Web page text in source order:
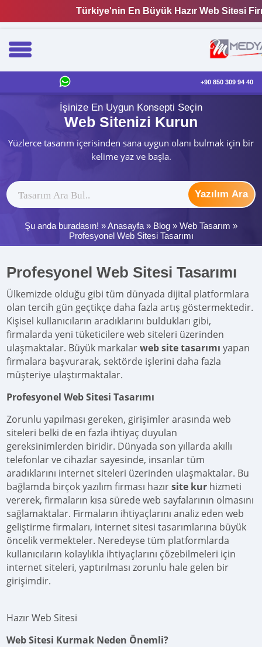
Türkiye'nin En Büyük Hazır Web Sitesi
+90 850 309 94 40
İşinize En Uygun Konsepti Seçin
Web Sitenizi Kurun
Yüzlerce tasarım içerisinden sana uygun olanı bulmak için bir
kelime yaz ve başla.
Yazılım Ara
Şu anda buradasın! »Anasayfa » Blog » Web Tasarım »
Profesyonel Web Sitesi Tasarımı
Profesyonel Web Sitesi Tasarımı
Ülkemizde olduğu gibi tüm dünyada dijital platformlara
olan tercih gün geçtikçe daha fazla artış göstermektedir.
Kişisel kullanıcıların aradıklarını buldukları gibi,
firmalarda yeni tüketicilere web siteleri üzerinden
ulaşmaktalar. Büyük markalarweb site tasarımı yapan
firmalara başvurarak, sektörde işlerini daha fazla
müşteriye ulaştırmaktalar.
Profesyonel Web Sitesi Tasarımı
Zorunlu yapılması gereken, girişimler arasında web
siteleri belki de en fazla ihtiyaç duyulan
gereksinimlerden biridir. Dünyada son yıllarda akıllı
telefonlar ve cihazlar sayesinde, insanlar tüm
aradıklarını internet siteleri üzerinden ulaşmaktalar. Bu
bağlamda birçok yazılım firması hazırsite kur hizmeti
vererek, firmaların kısa sürede web sayfalarının olmasını
sağlamaktalar. Firmaların ihtiyaçlarını analiz eden web
geliştirme firmaları, internet sitesi tasarımlarına büyük
öncelik vermekteler. Neredeyse tüm platformlarda
kullanıcıların kolaylıkla ihtiyaçlarını çözebilmeleri için
internet siteleri, yaptırılması zorunlu hale gelen bir
girişimdir.
Hazır Web Sitesi
Web Sitesi Kurmak Neden Önemli?